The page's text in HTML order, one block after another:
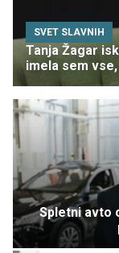
SVET SLAVNIH
Tanja Žagar
imela sem
Spletni avto